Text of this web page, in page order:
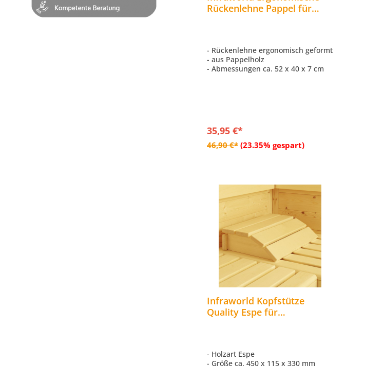
Rückenlehne Pappel für
- Rückenlehne ergonomisch geformt
- aus Pappelholz
- Abmessungen ca. 52 x 40 x 7 cm
35,95 €*
46,90 €* (23.35% gespart)
In den Warenkorb
Infraworld Kopfstütze
Quality Espe für
- Holzart Espe
- Größe ca. 450 x 115 x 330 mm